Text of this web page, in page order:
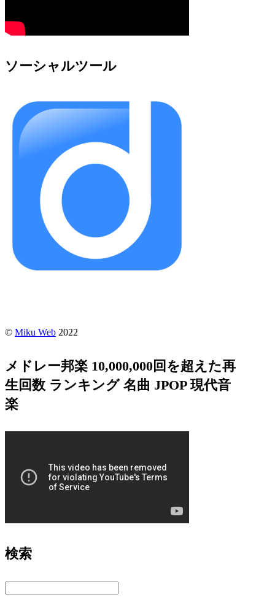
ソーシャルツール
© Miku Web 2022
メドレー邦楽 10,000,000回を超えた再
生回数 ランキング 名曲 JPOP 現代音
楽
検索